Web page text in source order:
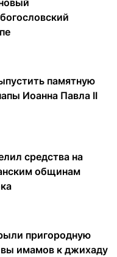
памятную
Иоанна Павла II
средства на
общинам
пригородную
имамов к джихаду